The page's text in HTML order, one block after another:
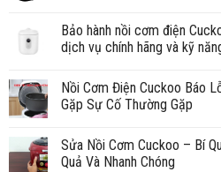
Bảo hành nồi cơm điện
dịch vụ chính hãng và kỹ
Nồi Cơm Điện Cuckoo Báo
Gặp Sự Cố Thường Gặp
Sửa Nồi Cơm Cuckoo – Bí
Quả Và Nhanh Chóng